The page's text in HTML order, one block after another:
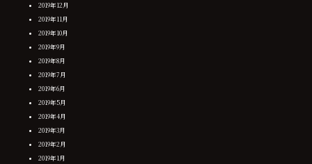
2019年12月
2019年11月
2019年10月
2019年9月
2019年8月
2019年7月
2019年6月
2019年5月
2019年4月
2019年3月
2019年2月
2019年1月